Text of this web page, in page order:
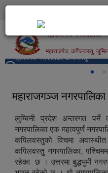
Skip to main content
महाराजगंज नगरपालिका
महाराजगंज, कपिलवस्तु,
महाराजगंज नगरपालिका, कपिलवस्तु
महाराजगञ्ज
लुम्बिनी प्रदेश अन्तरगत पर्ने
नगरपालिका एक महत्वपुर्ण
कपिलवस्तुको विचमा
कपिलवस्तु नगरपालिका,
रहेका छ । उत्तरमा बुद्धभुमी